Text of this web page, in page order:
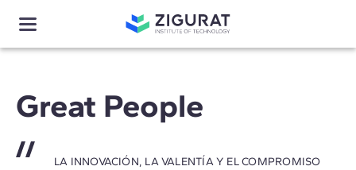
Great People
LA INNOVACIÓN, LA VALENTÍA Y EL COMPROMISO